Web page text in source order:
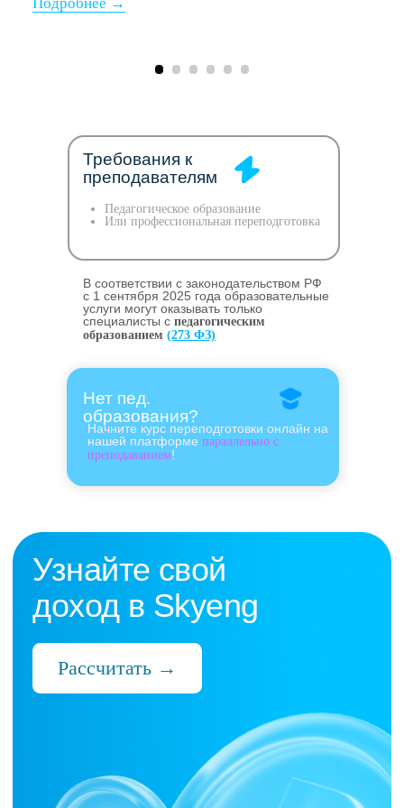
Педагогическое образование
Или профессиональная переподготовка
В соответствии с законодательством РФ
c 1 сентября 2025 года образовательные
услуги могут оказывать только
специалисты с педагогическим
образованием (273 ФЗ)
Начните курс переподготовки онлайн на
нашей платформе параллельно с
преподаванием!
Требования к
преподавателям
Нет пед.
образования?
Нас выбрали 10 000+
которые ценят:
Время
Готовые планы и материалы, онлайн-
платформа с автопроверкой заданий,
поддержка 24/7 и никакой бюрократии
Деньги
без штрафов и переработок, скрытых
условий и неприятных сюрпризов
Уважение к преподавателю и его